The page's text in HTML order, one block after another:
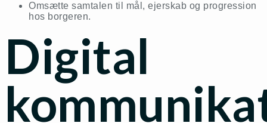
Omsætte samtalen til mål, ejerskab og progression
hos borgeren.
Digital